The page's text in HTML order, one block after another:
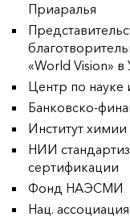
Приаралья
«World Vision» в
Центр по науке
Банковско-
Институт
НИИ
сертификации
Фонд НАЭСМИ
Нац.